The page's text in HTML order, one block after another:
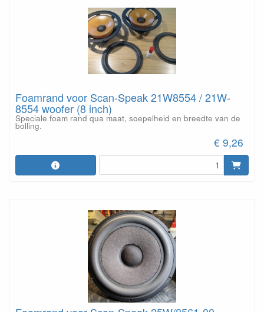
Foamrand voor Scan-Speak 21W8554 / 21W-
8554 woofer (8 inch)
Speciale foam rand qua maat, soepelheid en breedte van de
bolling.
€ 9,26